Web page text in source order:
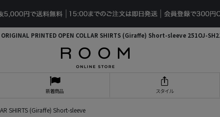
ORIGINAL PRINTED OPEN COLLAR SHIRTS (Giraffe) Short-sleeve 251OJ-
新着商品 スタイル
SHIRTS (Giraffe) Short-sleeve